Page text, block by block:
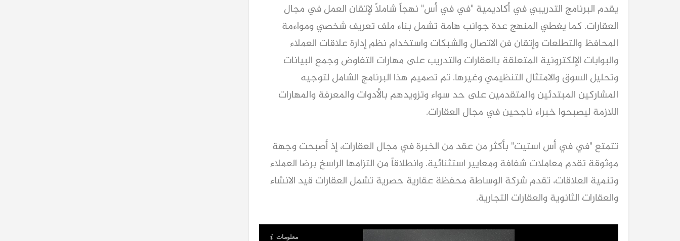
يقدم البرنامج التدريبي في أكاديمية "في في أس" نهجاً شاملاً لإتقان العمل في مجال
العقارات. كما يغطي المنهج عدة جوانب هامة تشمل بناء ملف تعريف شخصي ومواءمة
المحافظ والتطلعات وإتقان فن الاتصال والشبكات واستخدام نظم إدارة علاقات العملاء
والبوابات الإلكترونية المتعلقة بالعقارات والتدريب على مهارات التفاوض وجمع البيانات
وتحليل السوق والامتثال التنظيمي وغيرها. تم تصميم هذا البرنامج الشامل لتوجيه
المشاركين المبتدئين والمتقدمين على حد سواء وتزويدهم بالأدوات والمعرفة والمهارات
اللازمة ليصبحوا خبراء ناجحين في مجال العقارات.
تتمتع "في في أس استيت" بأكثر من عقد من الخبرة في مجال العقارات، إذ أصبحت وجهة
موثوقة تقدم معاملات شفافة ومعايير استثنائية. وانطلاقاً من التزامها الراسخ برضا العملاء
وتنمية العلاقات، تقدم شركة الوساطة محفظة عقارية حصرية تشمل العقارات قيد الانشاء
والعقارات الثانوية والعقارات التجارية.
معلومات